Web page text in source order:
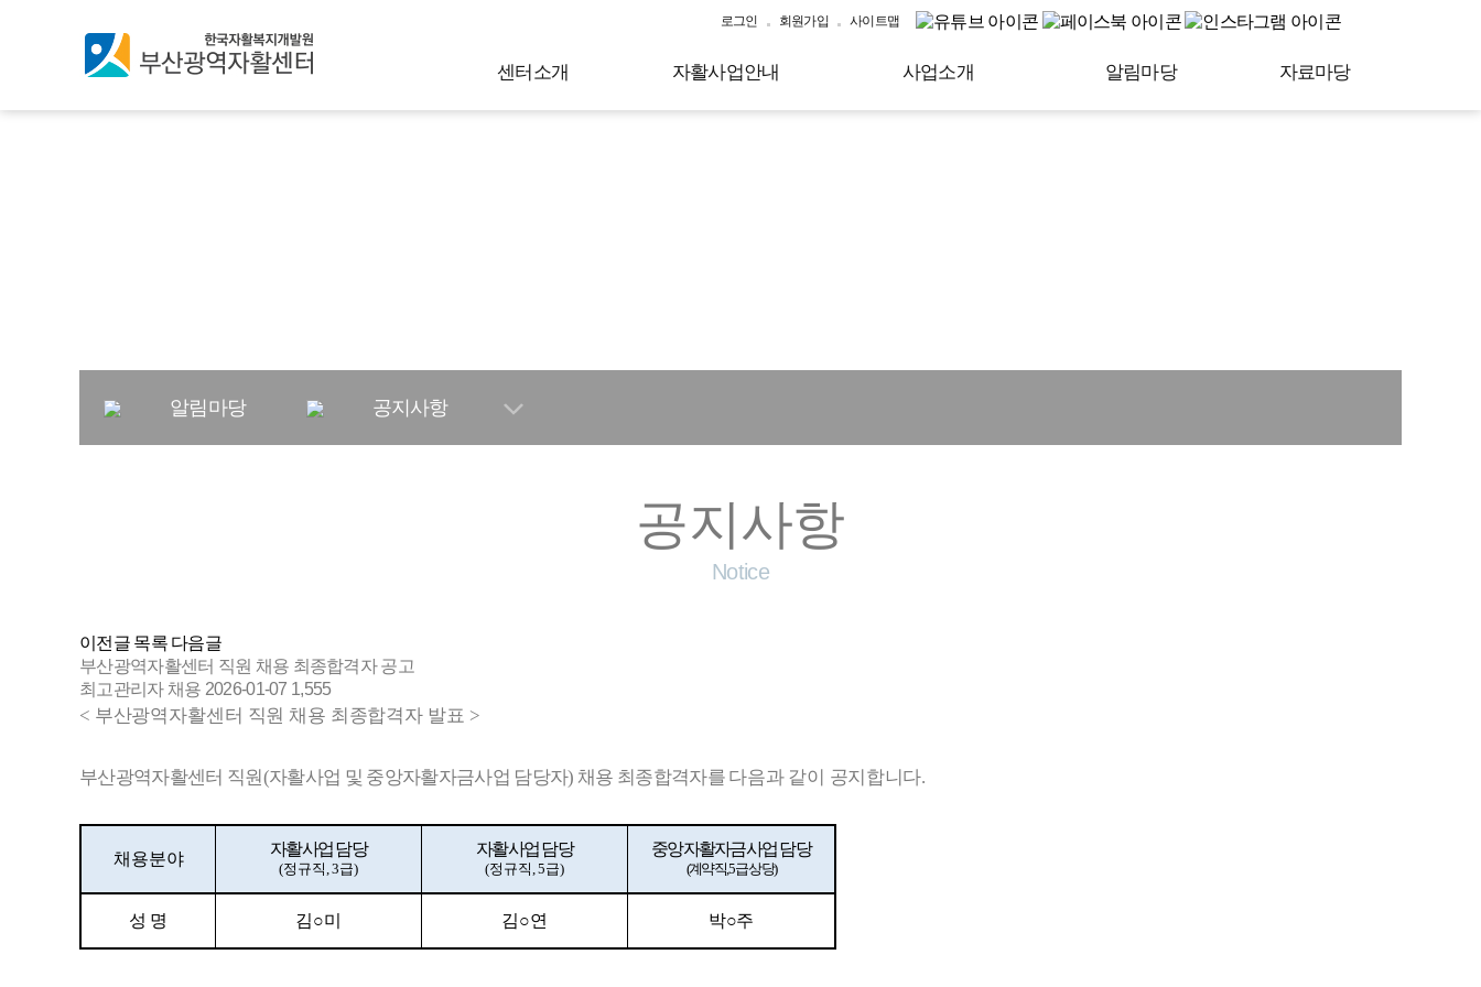
로그인 회원가입 사이트맵
센터소개 자활사업안내 사업소개 알림마당 자료마당
알림마당 공지사항
공지사항
Notice
이전글 목록 다음글
부산광역자활센터 직원 채용 최종합격자 공고
최고관리자 채용 2026-01-07 1,555
< 부산광역자활센터 직원 채용 최종합격자 발표 >
부산광역자활센터 직원(자활사업 및 중앙자활자금사업 담당자) 채용 최종합격자를 다음과 같이 공지합니다.
채용분야
자활사업 담당
(정규직, 3급)
자활사업 담당
(정규직, 5급)
중앙자활자금사업 담당
(계약직, 5급 상당)
성 명 김○미 김○연 박○주